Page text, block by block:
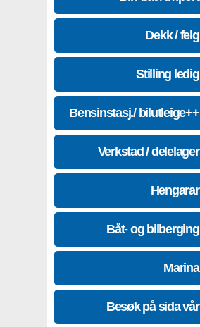
Dekk / felg
Stilling ledig
Bensinstasj./ bilutleige++
Verkstad / delelager
Hengarar
Båt- og bilberging
Marina
Besøk på sida vår